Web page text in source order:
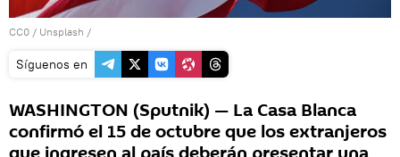
CC0 / Unsplash /
Síguenos en
WASHINGTON (Sputnik) — La Casa Blanca
confirmó el 15 de octubre que los extranjeros